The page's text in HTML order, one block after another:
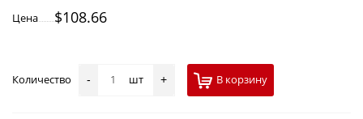
Цена
$108.66
Количество - шт + В корзину